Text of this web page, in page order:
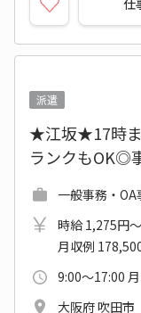
派遣
★江坂★17時
ランクもOK◎
一般事務・
時給 1,275円
月収例
9:00～17:00
大阪府 吹田市